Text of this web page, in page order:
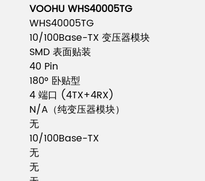
VOOHU WHS40005TG
WHS40005TG
10/100Base-TX 变压器模块
SMD 表面贴装
40 Pin
180° 卧贴型
4 端口 (4TX+4RX)
N/A（纯变压器模块）
无
10/100Base-TX
无
无